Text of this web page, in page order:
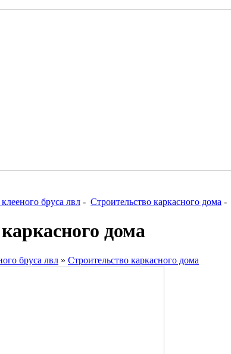
бруса лвл - Строительство каркасного дома -
дома
бруса лвл » Строительство каркасного дома